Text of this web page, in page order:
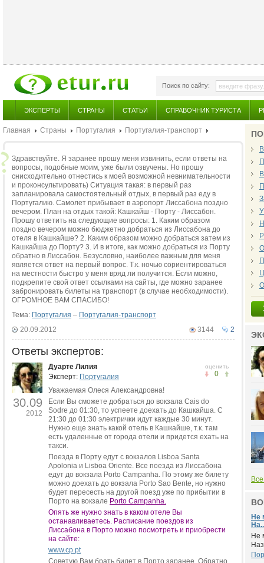
Поиск по сайту:
ЭКСПЕРТЫ СТРАНЫ СТАТЬИ СПРАВОЧНИК ТУРИСТА
Главная Страны Португалия Португалия-транспорт
Здравствуйте. Я заранее прошу меня извинить, если ответы на
вопросы, подобные моим, уже были озвучены. Но прошу
снисходительно отнестись к моей возможной невнимательности
и проконсультировать) Ситуация такая: в первый раз
запланировала самостоятельный отдых, в первый раз еду в
Португалию. Самолет прибывает в аэропорт Лиссабона поздно
вечером. План на отдых такой: Кашкайш - Порту - Лиссабон.
Прошу ответить на следующие вопросы: 1. Каким образом
поздно вечером можно бюджетно добраться из Лиссабона до
отеля в Кашкайше? 2. Каким образом можно добраться затем из
Кашкайша до Порту? 3. И в итоге, как можно добраться из Порту
обратно в Лиссабон. Безусловно, наиболее важным для меня
является ответ на первый вопрос. Т.к. ночью сориентироваться
на местности быстро у меня вряд ли получится. Если можно,
подкрепите свой ответ ссылками на сайты, где можно заранее
забронировать билеты на транспорт (в случае необходимости).
ОГРОМНОЕ ВАМ СПАСИБО!
Тема: Португалия – Португалия-транспорт
2
3144
20.09.2012
Ответы экспертов:
30.09
2012
оценить
0
Дуарте Лилия
Эксперт: Португалия
Уважаемая Олеся Александровна!
Если Вы сможете добраться до вокзала Cais do
Sodre до 01:30, то успеете доехать до Кашкайша. С
21:30 до 01:30 электрички идут каждые 30 минут.
Нужно еще знать какой отель в Кашкайше, т.к. там
есть удаленные от города отели и придется ехать на
такси.
Поезда в Порту едут с вокзалов Lisboa Santa
Apolonia и Lisboa Oriente. Все поезда из Лиссабона
едут до вокзала Porto Campanha. По этому же билету
можно доехать до вокзала Porto Sao Bente, но нужно
будет пересесть на другой поезд уже по прибытии в
Порто на вокзале Porto Campanha.
Опять же нужно знать в каком отеле Вы
останавливаетесь. Расписание поездов из
Лиссабона в Порто можно посмотреть и приобрести
на сайте:
www.cp.pt
Советую Вам брать билет в Порто заранее. Обратно
Не
Не